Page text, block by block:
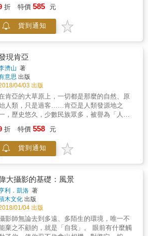
壯闊風景 ．橫向拍攝帶來穩定感，縱向拍
糊處 ．將色調曲線拉成S型就能增添層次感
書中分「資訊取得」、「相機
定」、「構圖」16個主題，介紹118個自然寫
before」＆「after」影像比較， 讓攝影師們
分觀察運用後的變化，並將技巧與自身觀察
合，凝結自然之美。 本書特色 ◎【準備】、
攝影】、【保養＆自主練習】，【RAW顯影
後製】4大單元，介紹118個自然寫真技巧。
依「相機設定」、「構圖」、「花卉表
」、「水的表現」、「樹的表現」分為16個
廣，從蟲魚花鳥到古剎名勝，從自然風光到
築屋瓦，面對不同的題材，自然要使用不同
的方式來取景，才能夠拍出心目中最滿意的畫
的風景完美的呈現在每張照片裡。不管是什
風景，最後終究要回歸到拍攝者的心，靜下
來，依隨你的心，讓手上的相機，替你訴說
心中的那些話語！
折 特價 585 元
貨到通知
現肯亞
濟山 著
意思 出版
04/03 出版
肯亞的大草原上，一切都是那麼的自然、原
人類，只是過客……肯亞是人類發源地之
，歷史悠久，少數民族眾多，被譽為「人類
保護區的自然情況此處有哪些動物可以拍
、如何尋找牠們的身影又要如何拍攝才能捕
捉到最精彩的一刻雪山、沙漠、峽谷、湖泊，
、如同晚霞般美麗的火烈鳥如果你喜歡奇異
地貌如果你喜歡野生動物攝影如果你想體驗
自然最原始的生命力那麼，一定要來一次肯
！
折 特價 558 元
貨到通知
大攝影的基礎：風景
利．凱洛 著
木文化 出版
01/04 出版
影師無論去到多遠、多陌生的環境，唯一不
棄之不顧的，就是「自我」。 眼前有什麼觸